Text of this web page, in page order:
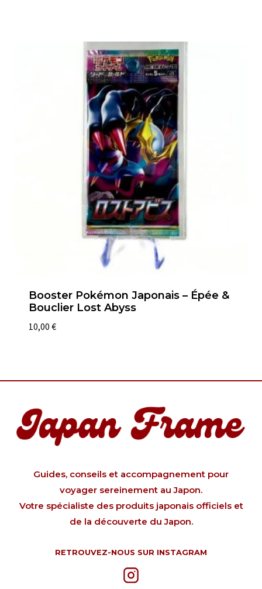
Booster Pokémon Japonais – Épée &
Bouclier Lost Abyss
10,00 €
Guides, conseils et accompagnement pour
voyager sereinement au Japon.
Votre spécialiste des produits japonais officiels et
de la découverte du Japon.
RETROUVEZ-NOUS SUR INSTAGRAM